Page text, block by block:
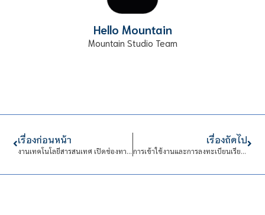
Hello Mountain
Mountain Studio Team
เรื่องก่อนหน้า
งานเทคโนโลยีสารสนเทศ เปิดช่องทางการรับแจ้งปัญหาด้านสารสนเทศทาง Line
เรื่องถัดไป
การเข้าใช้งานและการลงทะเบียนเรียนใน Google ClassRoom ในภาคเรียนฤดูร้อน ประจำปีการศึกษา 2562